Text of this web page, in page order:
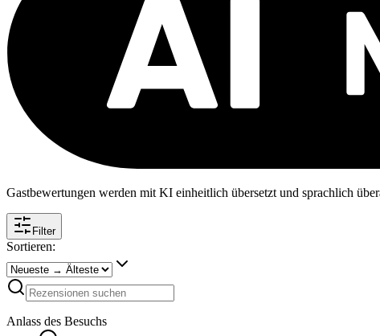
Gastbewertungen werden mit KI einheitlich übersetzt und sprachlich
Filter
Sortieren:
Anlass des Besuchs